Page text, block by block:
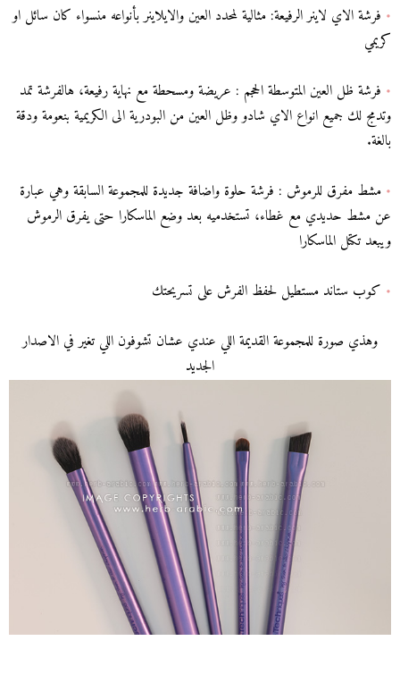
• فرشة الاي لاينر الرفيعة: مثالية لمحدد العين والايلاينر بأنواعه منسواء كان سائل او
كريمي
• فرشة ظل العين المتوسطة الحجم : عريضة ومسحطة مع نهاية رفيعة، هالفرشة تمد
وتدمج لك جميع انواع الاي شادو وظل العين من البودرية الى الكريمية بنعومة ودقة
بالغة.
•مشط مفرق للرموش : فرشة حلوة واضافة جديدة للمجموعة السابقة وهي عبارة
عن مشط حديدي مع غطاء، تستخدميه بعد وضع الماسكارا حتى يفرق الرموش
ويبعد تكتل الماسكارا
• كوب ستاند مستطيل لحفظ الفرش على تسريحتك
وهذي صورة للمجموعة القديمة اللي عندي عشان تشوفون اللي تغير في الاصدار
الجديد